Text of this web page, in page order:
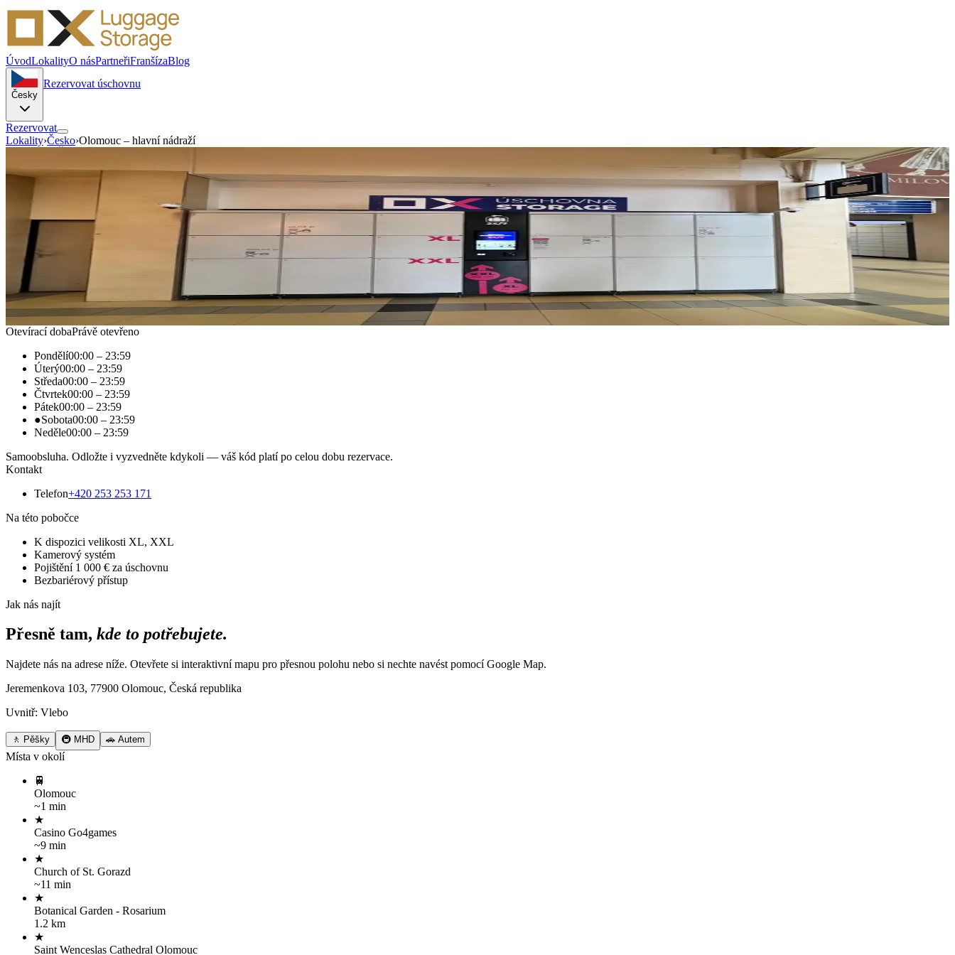
ÚvodLokalityO násPartneřiFranšízaBlog
Česky
Rezervovat úschovnu
Rezervovat
Lokality›Česko›Olomouc – hlavní nádraží
Úschovna zavazadel Olomouc hlavní nádraží
Jeremenkova 103 77900
Odložte si zavazadla u hlavního nádraží v Olomouci a vyrazte do centra bez kufrů. Samoobslužné boxy jsou vhodné pro cestující i návštěvníky města.
Samoobsluha
Automatizovaný přístup
/den
Od — malá úschovna
Rezervovat tuto úschovnu →Trasa
♿ Bezbariérový přístup
Otevírací dobaPrávě otevřeno
Pondělí00:00 – 23:59
Úterý00:00 – 23:59
Středa00:00 – 23:59
Čtvrtek00:00 – 23:59
Pátek00:00 – 23:59
●Sobota00:00 – 23:59
Neděle00:00 – 23:59
Samoobsluha. Odložte i vyzvedněte kdykoli — váš kód platí po celou dobu rezervace.
Kontakt
Telefon+420 253 253 171
Na této pobočce
K dispozici velikosti XL, XXL
Kamerový systém
Pojištění 1 000 € za úschovnu
Bezbariérový přístup
Jak nás najít
Přesně tam, kde to potřebujete.
Najdete nás na adrese níže. Otevřete si interaktivní mapu pro přesnou polohu nebo si nechte navést pomocí Google Map.
Jeremenkova 103, 77900 Olomouc, Česká republika
Uvnitř: Vlebo
🚶 Pěšky 🚇 MHD 🚗 Autem
Místa v okolí
🚆
Olomouc
~1 min
★
Casino Go4games
~9 min
★
Church of St. Gorazd
~11 min
★
Botanical Garden - Rosarium
1.2 km
★
Saint Wenceslas Cathedral Olomouc